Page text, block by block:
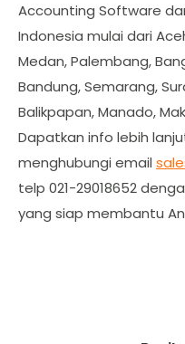
Accounting Software
Indonesia mulai dari
Medan, Palembang,
Bandung, Semarang,
Balikpapan, Manado,
Dapatkan info lebih
menghubungi email
telp 021-29018652
yang siap membantu